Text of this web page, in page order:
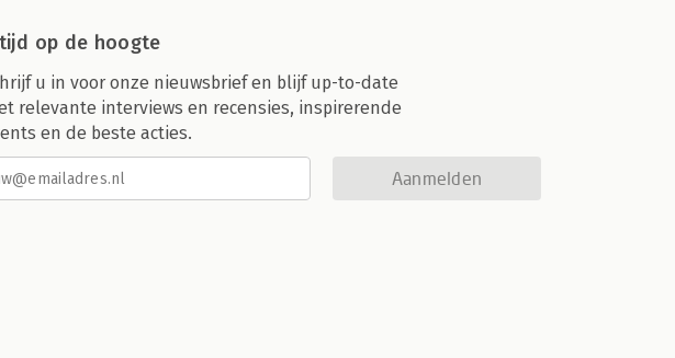
op de hoogte
u in voor onze nieuwsbrief en blijf up-to-date
relevante interviews en recensies, inspirerende
en de beste acties.
Aanmelden